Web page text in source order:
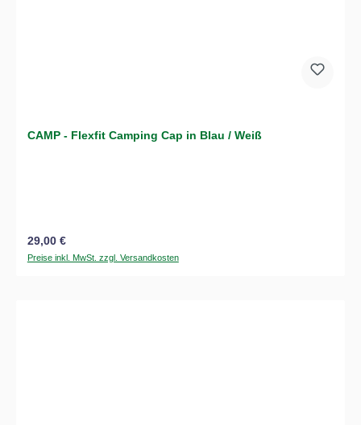
CAMP - Flexfit Camping Cap in Blau / Weiß
Regulärer Preis:
29,00 €
Preise inkl. MwSt. zzgl. Versandkosten